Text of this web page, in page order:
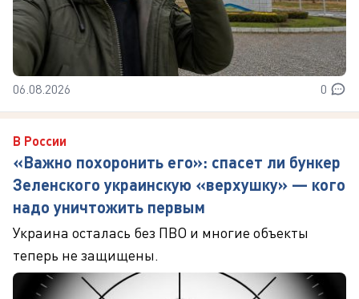
06.08.2026 0
В России
«Важно похоронить его»: спасет ли бункер
Зеленского украинскую «верхушку» — кого
надо уничтожить первым
Украина осталась без ПВО и многие объекты
теперь не защищены.